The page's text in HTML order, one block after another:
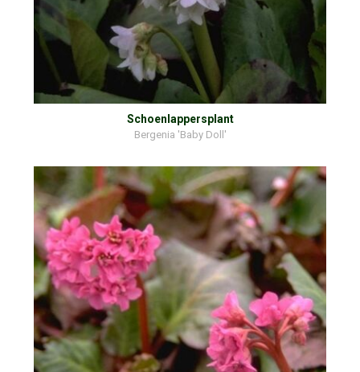
Schoenlappersplant
Bergenia 'Baby Doll'